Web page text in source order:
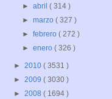
►abril( 314 )
►marzo( 327 )
►febrero( 272 )
►enero( 326 )
► 2010 ( 3531 )
► 2009 ( 3030 )
► 2008 ( 1694 )